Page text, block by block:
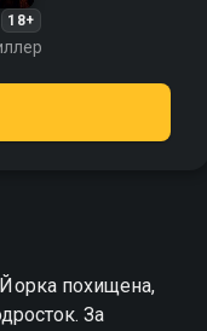
18+
похищена,
За